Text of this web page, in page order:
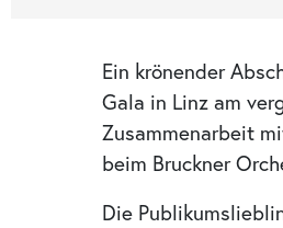
Ein krönender
Gala in Linz am
Zusammenarbeit
beim Bruckner
Die